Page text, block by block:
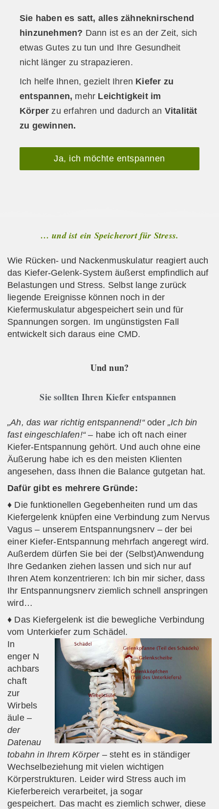
Sie haben es satt, alles zähneknirschend
hinzunehmen? Dann ist es an derZeit, sich
etwas Gutes zu tun und Ihre Gesundheit
nicht länger zu strapazieren.
Ich helfe Ihnen, gezielt Ihren Kiefer zu
entspannen, mehr Leichtigkeit im
Körper zu erfahren und dadurch an Vitalität
zu gewinnen.
Ja, ich möchte entspannen
… und ist ein Speicherort für Stress.
Wie Rücken- und Nackenmuskulatur reagiert auch
das Kiefer-Gelenk-System äußerst empfindlich auf
Belastungen und Stress. Selbst lange zurück
liegende Ereignisse können noch in der
Kiefermuskulatur abgespeichert sein und für
Spannungen sorgen. Im ungünstigsten Fall
entwickelt sich daraus eine CMD.
Und nun?
Sie sollten Ihren Kiefer entspannen
„Ah, das war richtig entspannend!“oder„Ich bin
fast eingeschlafen!“– habe ich oft nach einer
Kiefer-Entspannung gehört. Und auch ohne eine
Äußerung habe ich es den meisten Klienten
angesehen, dass Ihnen die Balance gutgetan hat.
Dafür gibt es mehrere Gründe:
♦ Die funktionellen Gegebenheiten rund um das
Kiefergelenk knüpfen eine Verbindung zum Nervus
Vagus – unserem Entspannungsnerv – der bei
einer Kiefer-Entspannung mehrfach angeregt wird.
Außerdem dürfen Sie bei der (Selbst)Anwendung
Ihre Gedanken ziehen lassen und sich nur auf
Ihren Atem konzentrieren: Ich bin mir sicher, dass
Ihr Entspannungsnerv ziemlich schnell anspringen
wird…
♦ Das Kiefergelenk ist die bewegliche Verbindung
vom Unterkiefer zum Schädel.
In
enger N
achbars
chaft
zur
Wirbels
äule –
der
Datenau
tobahn in Ihrem Körper – steht es in ständiger
Wechselbeziehung mit vielen wichtigen
Körperstrukturen. Leider wird Stress auch im
Kieferbereich verarbeitet, ja sogar
gespeichert. Das macht es ziemlich schwer, diese